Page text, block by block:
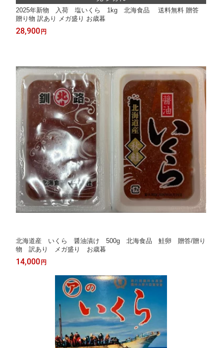
2025年新物 入荷 塩いくら 1kg 北海食品 送料無料 贈答
贈り物 訳あり メガ盛り お歳暮
28,900 円
北海道産 いくら 醤油漬け 500g 北海食品 鮭卵 贈答/贈り
物 訳あり メガ盛り お歳暮
14,000 円